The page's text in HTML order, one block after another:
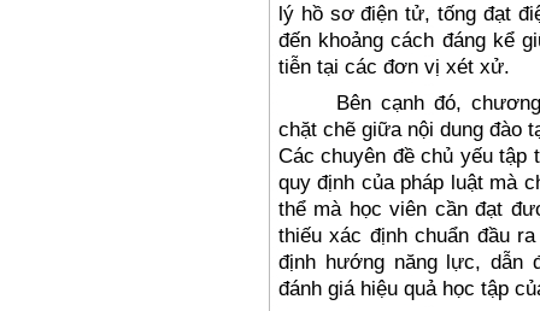
lý hồ sơ điện tử, tống đạt
đến khoảng cách đáng kể
tiễn tại các đơn vị xét xử.
Bên cạnh đó,
chặt chẽ giữa nội dung đào
Các chuyên đề chủ yếu tập
quy định của pháp luật mà
thể mà học viên cần đạt
thiếu xác định chuẩn đầu
định hướng năng lực, dẫn
đánh giá hiệu quả học tập